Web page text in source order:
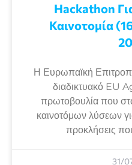
Ηackathon
Καινοτομία
Η Ευρωπαϊκή
διαδικτυακό EU
πρωτοβουλία που
καινοτόμων λύσεων
προκλήσεις
31/